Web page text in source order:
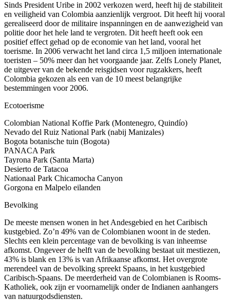
Sinds President Uribe in 2002 verkozen werd, heeft hij de stabiliteit
en veiligheid van Colombia aanzienlijk vergroot. Dit heeft hij vooral
gerealiseerd door de militaire inspanningen en de aanwezigheid van
politie door het hele land te vergroten. Dit heeft heeft ook een
positief effect gehad op de economie van het land, vooral het
toerisme. In 2006 verwacht het land circa 1,5 miljoen internationale
toeristen – 50% meer dan het voorgaande jaar. Zelfs Lonely Planet,
de uitgever van de bekende reisgidsen voor rugzakkers, heeft
Colombia gekozen als een van de 10 meest belangrijke
bestemmingen voor 2006.
Ecotoerisme
Colombian National Koffie Park (Montenegro, Quindío)
Nevado del Ruiz National Park (nabij Manizales)
Bogota botanische tuin (Bogota)
PANACA Park
Tayrona Park (Santa Marta)
Desierto de Tatacoa
Nationaal Park Chicamocha Canyon
Gorgona en Malpelo eilanden
Bevolking
De meeste mensen wonen in het Andesgebied en het Caribisch
kustgebied. Zo’n 49% van de Colombianen woont in de steden.
Slechts een klein percentage van de bevolking is van inheemse
afkomst. Ongeveer de helft van de bevolking bestaat uit mestiezen,
43% is blank en 13% is van Afrikaanse afkomst. Het overgrote
merendeel van de bevolking spreekt Spaans, in het kustgebied
Caribisch-Spaans. De meerderheid van de Colombianen is Rooms-
Katholiek, ook zijn er voornamelijk onder de Indianen aanhangers
van natuurgodsdiensten.